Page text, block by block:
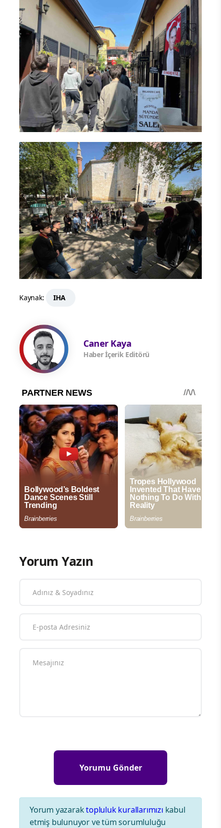
Kaynak: IHA
Caner Kaya
Haber İçerik Editörü
Yorum Yazın
Yorum yazaraktopluluk kurallarımızı kabul
etmiş bulunuyor ve tüm sorumluluğu